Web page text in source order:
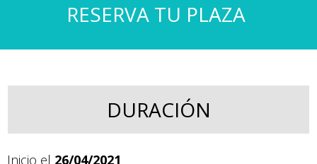
RESERVA TU PLAZA
DURACIÓN
Inicio el 26/04/2021